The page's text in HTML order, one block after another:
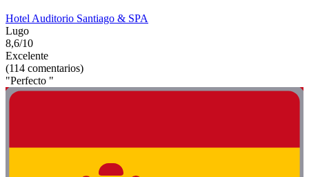
Hotel Auditorio Santiago & SPA
Lugo
8,6/10
Excelente
(114 comentarios)
"Perfecto "